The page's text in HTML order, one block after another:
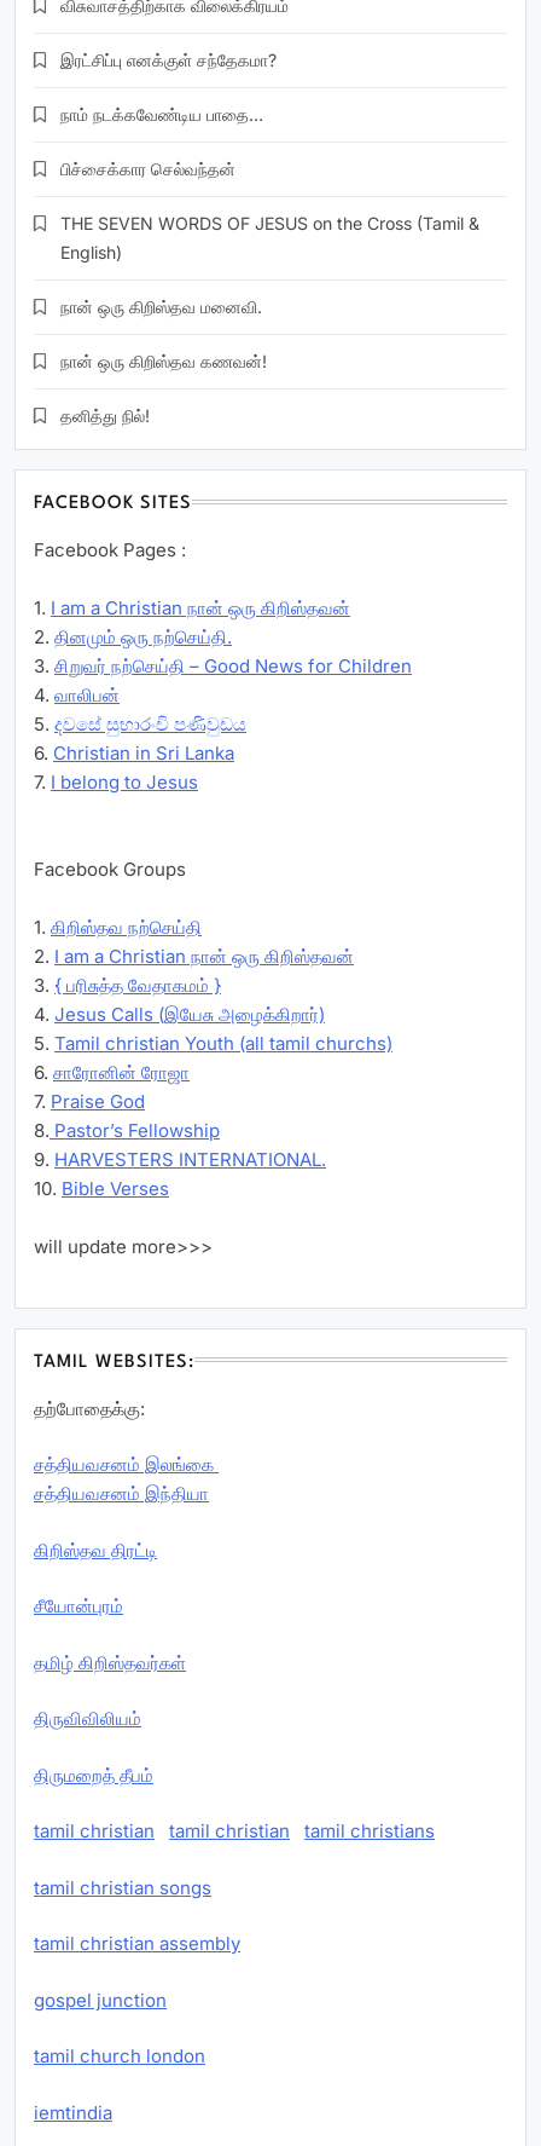
விசுவாசத்திற்காக விலைக்கிரயம்
இரட்சிப்பு எனக்குள் சந்தேகமா?
நாம் நடக்கவேண்டிய பாதை…
பிச்சைக்கார செல்வந்தன்
THE SEVEN WORDS OF JESUS on the Cross (Tamil &
English)
நான் ஒரு கிறிஸ்தவ மனைவி.
நான் ஒரு கிறிஸ்தவ கணவன்!
தனித்து நில்!
FACEBOOK SITES
Facebook Pages :
1. I am a Christian நான் ஒரு கிறிஸ்தவன்
2. தினமும் ஒரு நற்செய்தி.
3. சிறுவர் நற்செய்தி – Good News for Children
4. வாலிபன்
5. දවසේ සුභාරංචි පණිවුඩය
6. Christian in Sri Lanka
7. I belong to Jesus
Facebook Groups
1. கிறிஸ்தவ நற்செய்தி
2. I am a Christian நான் ஒரு கிறிஸ்தவன்
3. { பரிசுத்த வேதாகமம் }
4. Jesus Calls (இயேசு அழைக்கிறார்)
5. Tamil christian Youth (all tamil churchs)
6. சாரோனின் ரோஜா
7. Praise God
8. Pastor’s Fellowship
9. HARVESTERS INTERNATIONAL.
10. Bible Verses
will update more>>>
TAMIL WEBSITES:
தற்போதைக்கு:
சத்தியவசனம் இலங்கை
சத்தியவசனம் இந்தியா
கிறிஸ்தவ திரட்டி
சீயோன்புரம்
தமிழ் கிறிஸ்தவர்கள்
திருவிவிலியம்
திருமறைத் தீபம்
tamil christian tamil christian tamil christians
tamil christian songs
tamil christian assembly
gospel junction
tamil church london
iemtindia